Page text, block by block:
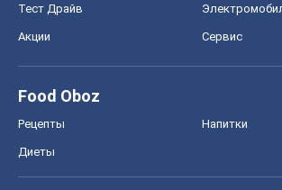
Тест Драйв
Акции Сервис
Food Oboz
Рецепты Напитки
Диеты